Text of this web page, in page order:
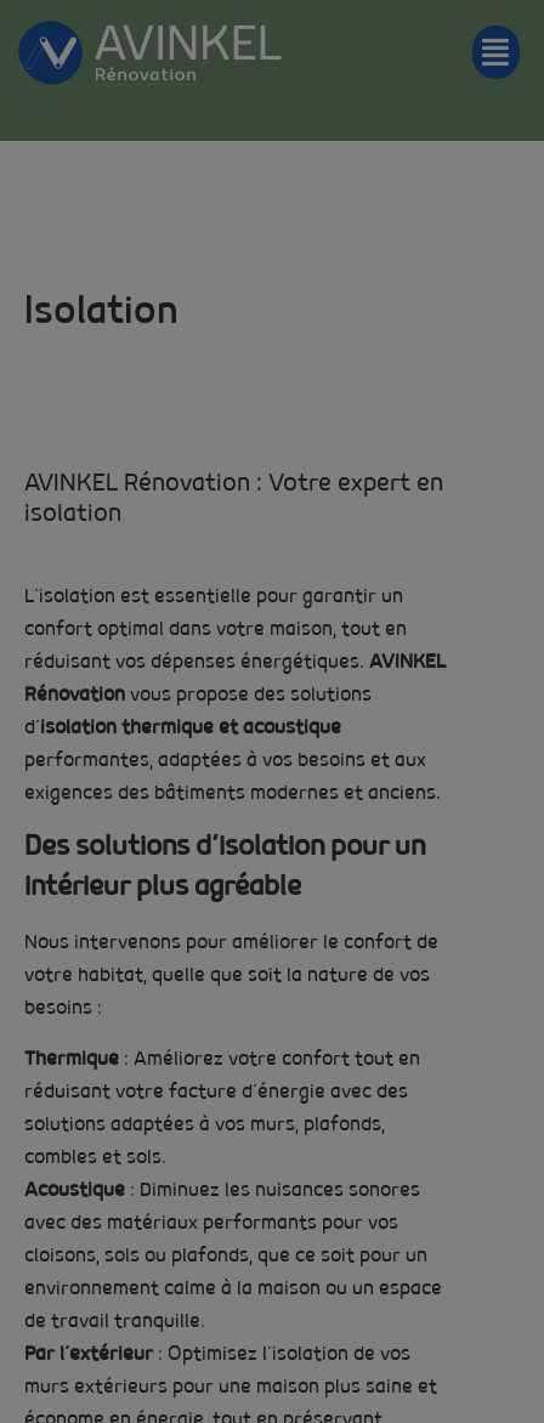
Isolation
AVINKEL Rénovation : Votre expert en
isolation
L’isolation est essentielle pour garantir un
confort optimal dans votre maison, tout en
réduisant vos dépenses énergétiques. AVINKEL
Rénovation vous propose des solutions
d’isolation thermique et acoustique
performantes, adaptées à vos besoins et aux
exigences des bâtiments modernes et anciens.
Des solutions d’isolation pour un
intérieur plus agréable
Nous intervenons pour améliorer le confort de
votre habitat, quelle que soit la nature de vos
besoins :
Thermique : Améliorez votre confort tout en
réduisant votre facture d’énergie avec des
solutions adaptées à vos murs, plafonds,
combles et sols.
Acoustique : Diminuez les nuisances sonores
avec des matériaux performants pour vos
cloisons, sols ou plafonds, que ce soit pour un
environnement calme à la maison ou un espace
de travail tranquille.
Par l’extérieur: Optimisez l’isolation de vos
murs extérieurs pour une maison plus saine et